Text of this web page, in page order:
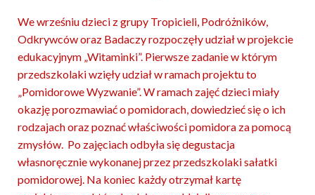
We wrześniu dzieci z grupy Tropicieli, Podróżników,
Odkrywców oraz Badaczy rozpoczęły udział w projekcie
edukacyjnym „Witaminki”. Pierwsze zadanie w którym
przedszkolaki wzięły udział w ramach projektu to
„Pomidorowe Wyzwanie”. W ramach zajęć dzieci miały
okazję porozmawiać o pomidorach, dowiedzieć się o ich
rodzajach oraz poznać właściwości pomidora za pomocą
zmysłów. Po zajęciach odbyła się degustacja
własnoręcznie wykonanej przez przedszkolaki sałatki
pomidorowej. Na koniec każdy otrzymał kartę